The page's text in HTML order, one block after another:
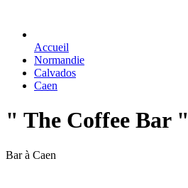
Accueil
Normandie
Calvados
Caen
" The Coffee Bar "
Bar à Caen